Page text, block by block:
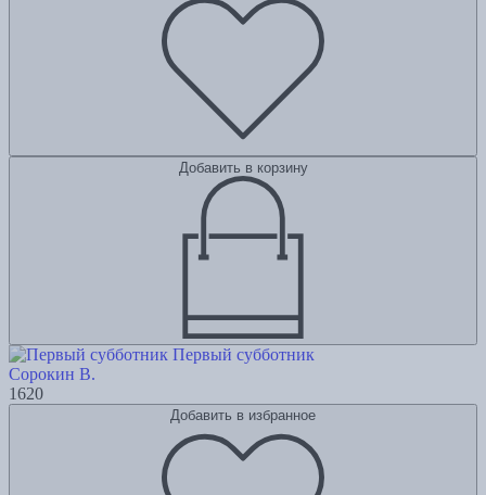
Добавить в корзину
Первый субботник
Сорокин В.
1620
Добавить в избранное